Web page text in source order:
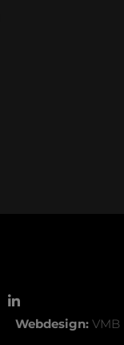
Webdesign: VMB